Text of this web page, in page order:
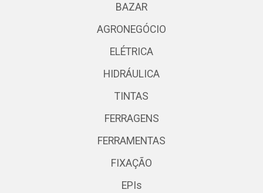
BAZAR
AGRONEGÓCIO
ELÉTRICA
HIDRÁULICA
TINTAS
FERRAGENS
FERRAMENTAS
FIXAÇÃO
EPIs